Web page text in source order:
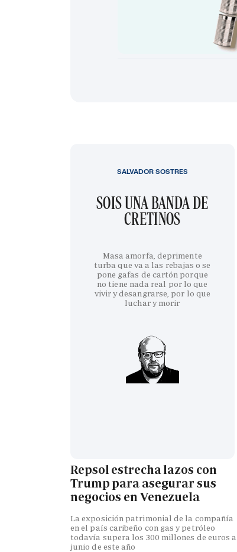
SOIS UNA BANDA DE
CRETINOS
Masa amorfa, deprimente
turba que va a las rebajas o se
pone gafas de cartón porque
no tiene nada real por lo que
vivir y desangrarse, por lo que
luchar y morir
SALVADOR SOSTRES
Repsol estrecha lazos con
Trump para asegurar sus
negocios en Venezuela
La exposición patrimonial de la compañía
en el país caribeño con gas y petróleo
todavía supera los 300 millones de euros a
junio de este año